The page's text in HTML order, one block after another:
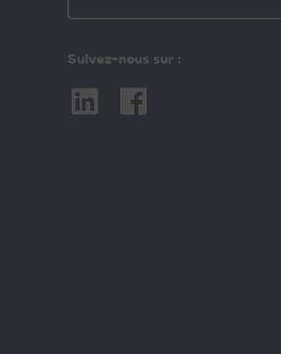
Suivez-nous sur :
LinkedinFacebook